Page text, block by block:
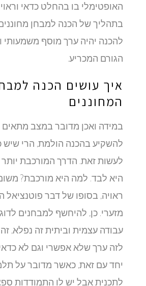
האופטימלי בו בהחלט כדאי וראוי
בתהליך של הכנה למבחן
להכנה יהיה ערך מוסף משמעותי
הגורם המכריע.
איך עושים הכנה למבחן
המחוננים
במידה ואכן מדובר במצב מתאים
להשקיע בהכנה הולמת, הרי שיש
לעשות זאת. הדרך המורכבת יותר
היא לבד. למה היא מורכבת?
ראויה, בסופו של דבר פוטנציאל
מזערי. כן, להיחשף למבחנים
עבודה עצמית וביתית זה נפלא, זה
לזה ערך שלא אפשרי וגם לא כדאי
יחד עם זאת, כאשר מדובר על
לתכנית אבל יש לו התמודדות